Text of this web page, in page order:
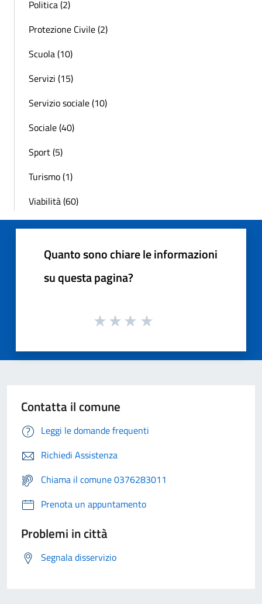
Politica (2)
Protezione Civile (2)
Scuola (10)
Servizi (15)
Servizio sociale (10)
Sociale (40)
Sport (5)
Turismo (1)
Viabilità (60)
Quanto sono chiare le informazioni
su questa pagina?
Contatta il comune
Leggi le domande frequenti
Richiedi Assistenza
Chiama il comune 0376283011
Prenota un appuntamento
Problemi in città
Segnala disservizio